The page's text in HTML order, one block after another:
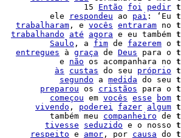
|                 15 Então foi pedir
|          ele respondeu ao pai : ‘Eu
trabalharam , e vocês entraram no
trabalhando até agora e eu também
Saulo , a fim de fazerem o
entregues à graça de Deus para o
|            e não os acompanhara no
às custas do seu próprio
segundo a medida do seu
preparou os cristãos para o
começou em vocês esse bom
vivendo , poderei fazer algum
|          também meu companheiro de
tivesse seduzido e o nosso
respeito e amor , por causa do